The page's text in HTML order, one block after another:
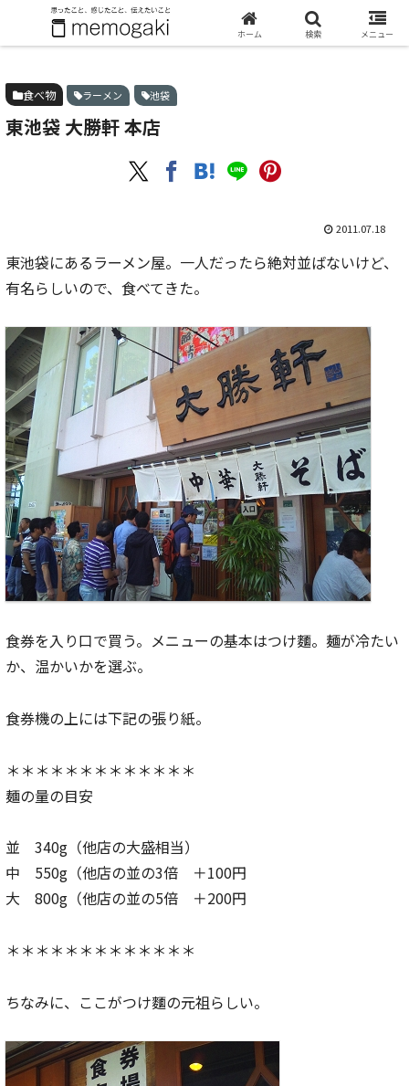
ホーム 食べ物 東池袋 大勝軒 本店
食べ物 ラーメン 池袋
東池袋 大勝軒 本店
2011.07.18
東池袋にあるラーメン屋。一人だったら絶対並ばないけど、
有名らしいので、食べてきた。
食券を入り口で買う。メニューの基本はつけ麵。麺が冷たい
か、温かいかを選ぶ。
食券機の上には下記の張り紙。
＊＊＊＊＊＊＊＊＊＊＊＊＊
麺の量の目安
並 340g（他店の大盛相当）
中 550g（他店の並の3倍 ＋100円
大 800g（他店の並の5倍 ＋200円
＊＊＊＊＊＊＊＊＊＊＊＊＊
ちなみに、ここがつけ麵の元祖らしい。
ホーム 検索 メニュー